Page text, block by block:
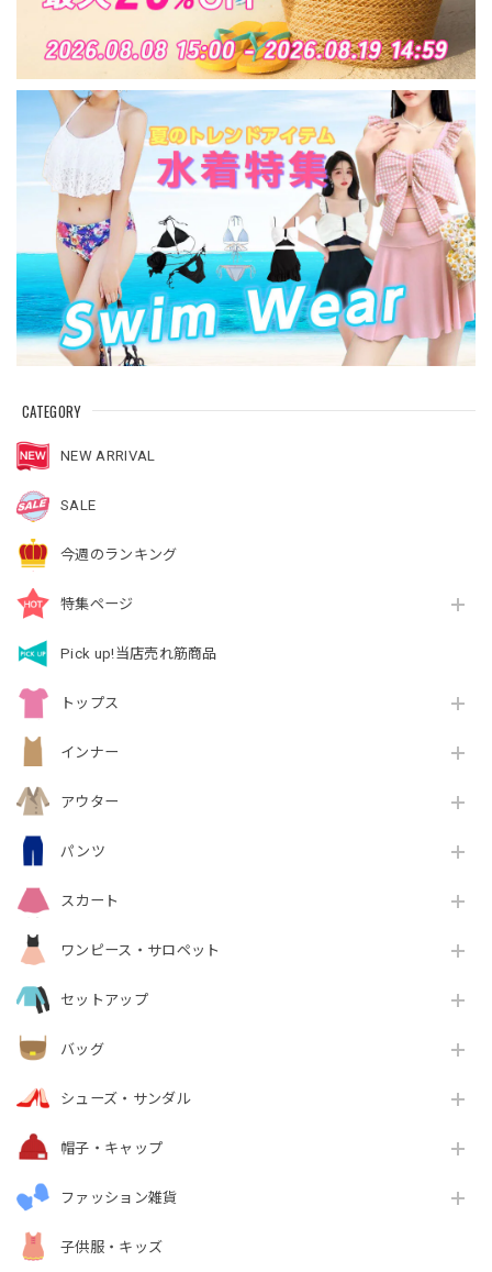
CATEGORY
NEW ARRIVAL
SALE
今週のランキング
特集ページ
Pick up!当店売れ筋商品
トップス
インナー
アウター
パンツ
スカート
ワンピース・サロペット
セットアップ
バッグ
シューズ・サンダル
帽子・キャップ
ファッション雑貨
子供服・キッズ